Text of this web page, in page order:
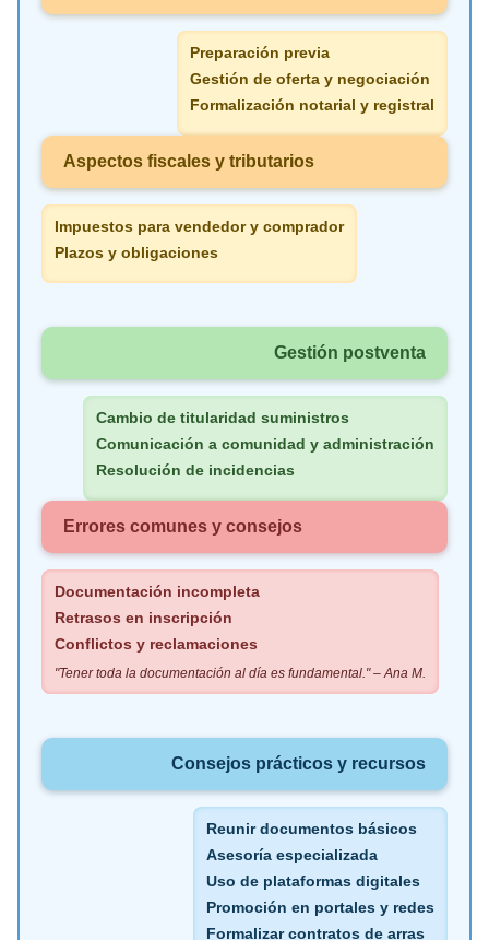
Preparación previa
Gestión de oferta y negociación
Formalización notarial y registral
Aspectos fiscales y tributarios
Impuestos para vendedor y comprador
Plazos y obligaciones
Gestión postventa
Cambio de titularidad suministros
Comunicación a comunidad y administración
Resolución de incidencias
Errores comunes y consejos
Documentación incompleta
Retrasos en inscripción
Conflictos y reclamaciones
"Tener toda la documentación al día es fundamental." – Ana M.
Consejos prácticos y recursos
Reunir documentos básicos
Asesoría especializada
Uso de plataformas digitales
Promoción en portales y redes
Formalizar contratos de arras